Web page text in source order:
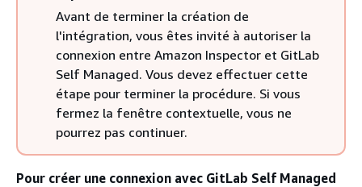
Avant de terminer la création de
l'intégration, vous êtes invité à autoriser la
connexion entre Amazon Inspector et GitLab
Self Managed. Vous devez effectuer cette
étape pour terminer la procédure. Si vous
fermez la fenêtre contextuelle, vous ne
pourrez pas continuer.
Pour créer une connexion avec GitLab Self Managed